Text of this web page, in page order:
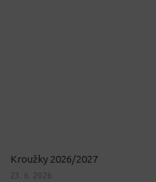
Kroužky 2026/2027
23. 6. 2026